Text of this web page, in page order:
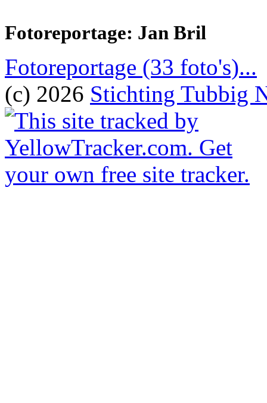
Fotoreportage: Jan Bril
Fotoreportage (33 foto's)...
(c) 2026 Stichting Tubbig